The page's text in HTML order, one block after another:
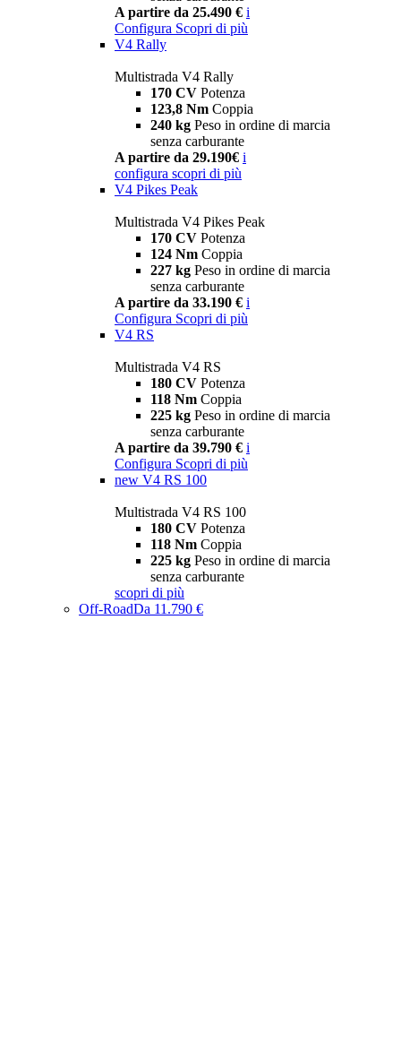
A partire da 25.490 € i
Configura Scopri di più
V4 Rally
Multistrada V4 Rally
170 CV Potenza
123,8 Nm Coppia
240 kg Peso in ordine di marcia
senza carburante
A partire da 29.190€ i
configura scopri di più
V4 Pikes Peak
Multistrada V4 Pikes Peak
170 CV Potenza
124 Nm Coppia
227 kg Peso in ordine di marcia
senza carburante
A partire da 33.190 € i
Configura Scopri di più
V4 RS
Multistrada V4 RS
180 CV Potenza
118 Nm Coppia
225 kg Peso in ordine di marcia
senza carburante
A partire da 39.790 € i
Configura Scopri di più
new V4 RS 100
Multistrada V4 RS 100
180 CV Potenza
118 Nm Coppia
225 kg Peso in ordine di marcia
senza carburante
scopri di più
Off-RoadDa 11.790 €